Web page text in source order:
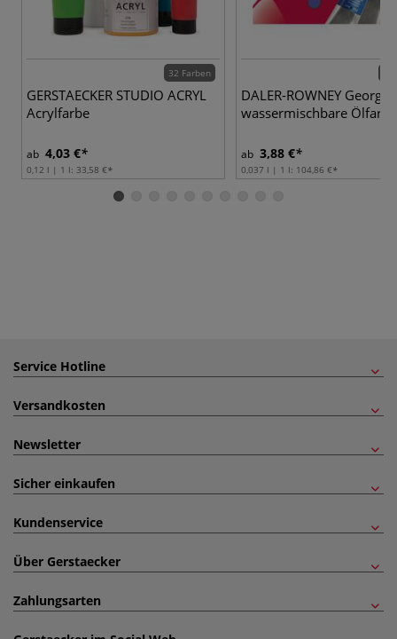
32 Farben
GERSTAECKER STUDIO ACRYL
Acrylfarbe
ab 4,03 €
0,12 l | 1 l: 33,58 €
DALER-ROWNEY
wassermischbare Ölfarbe
ab 3,88 €
0,037 l | 1 l: 104,86 €
Service Hotline
Versandkosten
Newsletter
Sicher einkaufen
Kundenservice
Über Gerstaecker
Zahlungsarten